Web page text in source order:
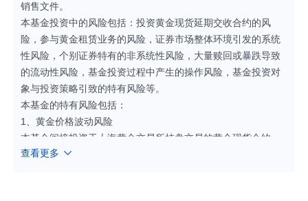
销售文件。
本基金投资中的风险包括：投资黄金现货延期交收合约的风
险，参与黄金租赁业务的风险，证券市场整体环境引发的系统
性风险，个别证券特有的非系统性风险，大量赎回或暴跌导致
的流动性风险，基金投资过程中产生的操作风险，基金投资对
象与投资策略引致的特有风险等。
本基金的特有风险包括：
1、黄金价格波动风险
本基金间接投资于上海黄金交易所挂盘交易的黄金现货合约。
黄金价格波动为本基金的主要风险。其中影响黄金价格的主要
查看更多